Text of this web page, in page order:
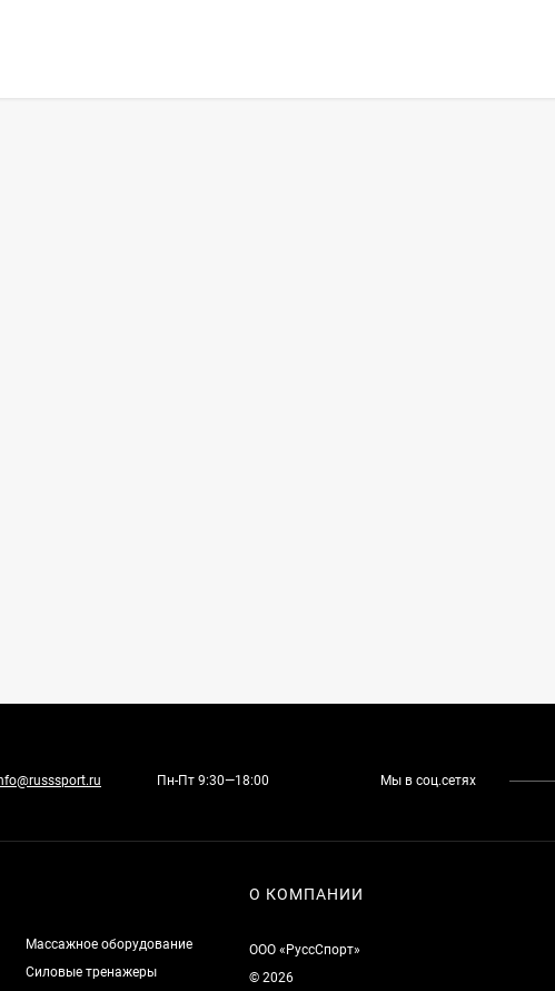
Пн-Пт 9:30—18:00 Мы в соц.сетях
Массажное оборудование
Силовые тренажеры
О КОМПАНИИ
ООО «РуссСпорт»
© 2026